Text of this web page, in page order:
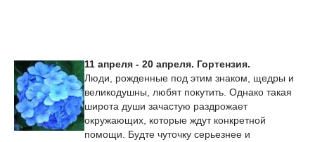
11 апреля - 20 апреля. Гортензия.
Люди, рожденные под этим знаком, щедры и
великодушны, любят покутить. Однако такая
широта души зачастую раздрожает
окружающих, которые ждут конкретной
помощи. Будте чуточку серьезнее и